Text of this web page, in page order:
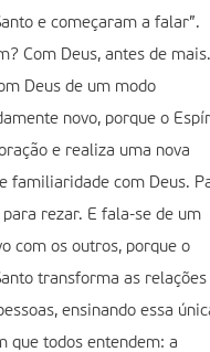
e começaram a falar”.
Com Deus, antes de mais.
Deus de um modo
novo, porque o
e realiza uma nova
familiaridade com Deus.
rezar. E fala-se de um
com os outros, porque o
transforma as relações
ensinando essa
que todos entendem: a